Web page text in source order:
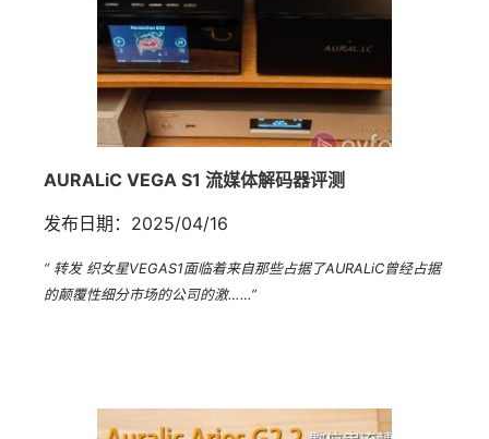
AURALiC VEGA S1 流媒体解码器评测
发布日期：2025/04/16
“ 转发 织女星VEGAS1面临着来自那些占据了AURALiC曾经占据
的颠覆性细分市场的公司的激……”